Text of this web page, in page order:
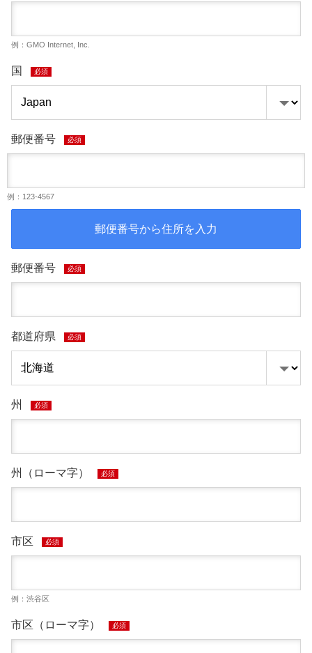
例：GMO Internet, Inc.
国 必須
郵便番号 必須
例：123-4567
郵便番号から住所を入力
郵便番号 必須
都道府県 必須
州 必須
州（ローマ字） 必須
市区 必須
例：渋谷区
市区（ローマ字） 必須